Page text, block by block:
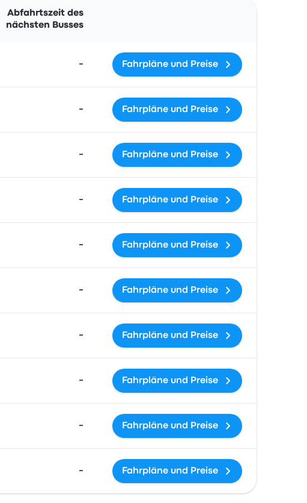
Abfahrtszeit des
nächsten Busses
- Fahrpläne und Preise
- Fahrpläne und Preise
- Fahrpläne und Preise
- Fahrpläne und Preise
- Fahrpläne und Preise
- Fahrpläne und Preise
- Fahrpläne und Preise
- Fahrpläne und Preise
- Fahrpläne und Preise
- Fahrpläne und Preise